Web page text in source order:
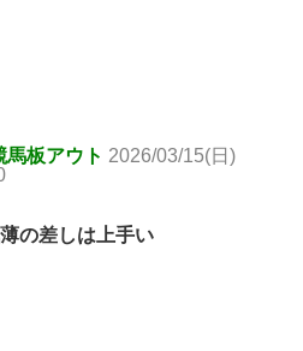
板アウト 2026/03/15(日)
の差しは上手い